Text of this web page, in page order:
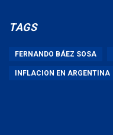
TAGS
FERNANDO BÁEZ SOSA
INFLACION EN ARGENTINA